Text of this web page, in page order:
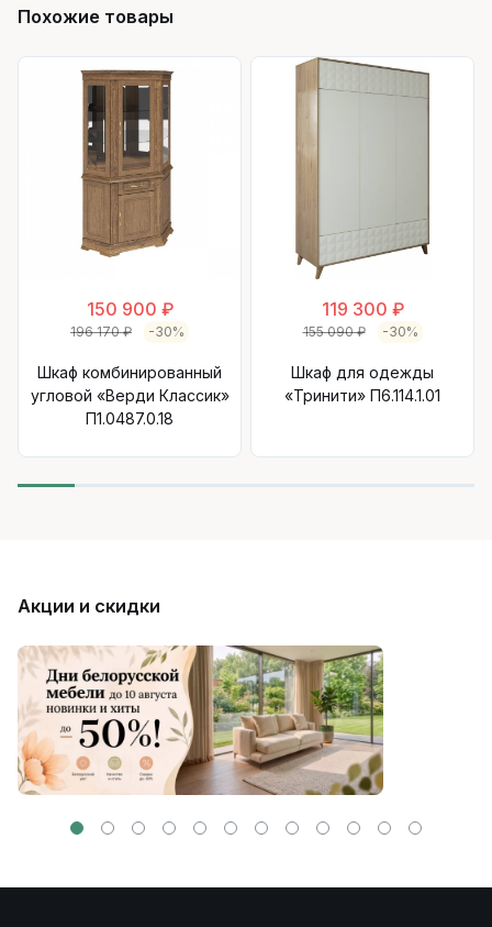
Похожие товары
150 900 ₽
196 170 ₽ -30%
Шкаф комбинированный
угловой «Верди Классик»
П1.0487.0.18
119 300 ₽
155 090 ₽ -30%
Шкаф для одежды
«Тринити» П6.114.1.01
Акции и скидки